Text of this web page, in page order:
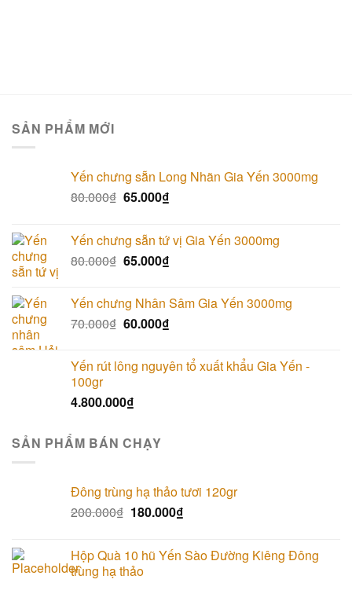
SẢN PHẨM MỚI
Yến chưng sẵn Long Nhãn Gia Yến 3000mg
80.000₫ 65.000₫
Yến chưng sẵn tứ vị Gia Yến 3000mg
80.000₫ 65.000₫
Yến chưng Nhân Sâm Gia Yến 3000mg
70.000₫ 60.000₫
Yến rút lông nguyên tổ xuất khẩu Gia Yến -
100gr
4.800.000₫
SẢN PHẨM BÁN CHẠY
Đông trùng hạ thảo tươi 120gr
200.000₫ 180.000₫
Hộp Quà 10 hũ Yến Sào Đường Kiêng Đông
trùng hạ thảo